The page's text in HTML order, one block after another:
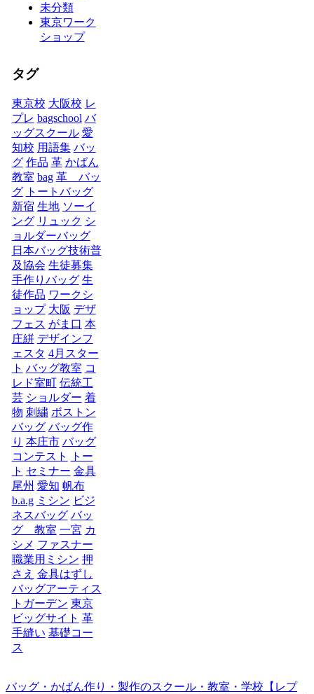
未分類
東京ワーク
ショップ
タグ
東京校 大阪校 レ
プレ bagschool バ
ッグスクール 愛
知校 用語集 バッ
グ 作品 革 かばん
教室 bag 革 バッ
グ
トートバッグ
新宿 生地 ソーイ
ング リュック シ
ョルダーバッグ
日本バッグ技術普
及協会 生徒募集
手作りバッグ 生
徒作品 ワークシ
ョップ 大阪 デザ
フェス がま口 本
庄絣 デザインフ
ェスタ 4月スター
ト バッグ教室 コ
レド室町 伝統工
芸 ショルダー 着
物 刺繍 ボストン
バッグ バッグ作
り 本庄市 バッグ
コンテスト
トー
ト セミナー 金具
尾州 愛知 帆布
b.a.g ミシン ビジ
ネスバッグ バッ
グ 教室 一宮 カ
シメ ファスナー
職業用ミシン 押
さえ 金具はずし
バッグアーティス
トガーデン 東京
ビッグサイト 革
手縫い 基礎コー
ス
バッグ・かばん作り・製作のスクール・教室・学校【レプ